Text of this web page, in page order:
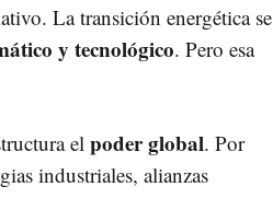
La transición energética se
y tecnológico. Pero esa
el poder global. Por
industriales, alianzas